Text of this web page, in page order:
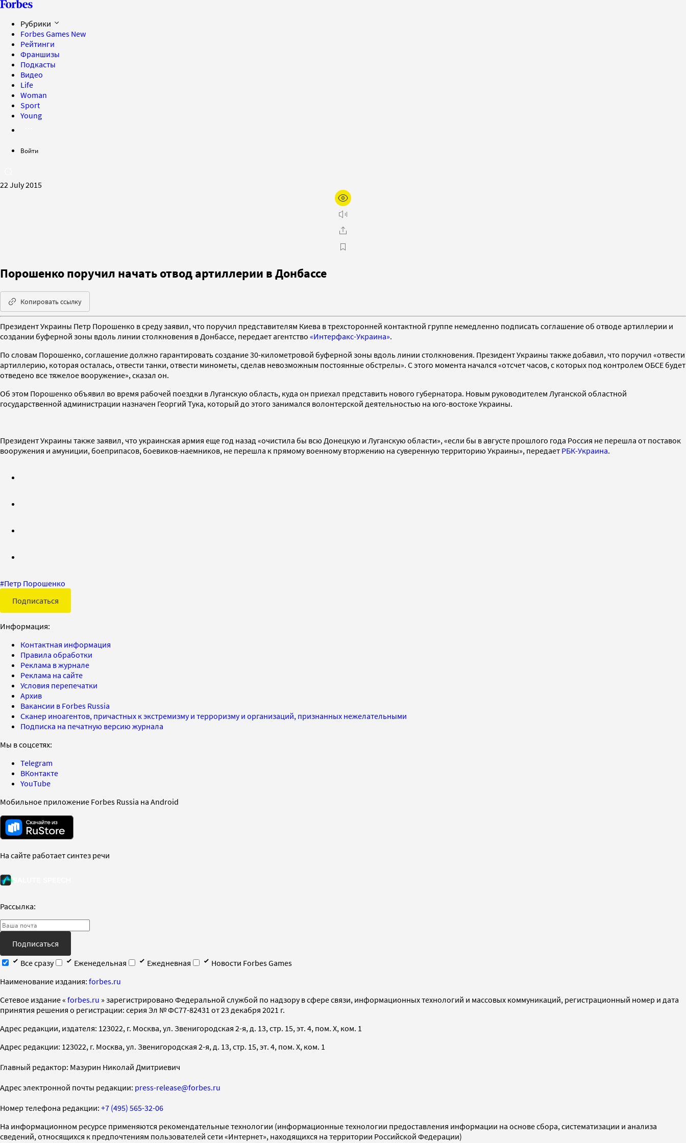
Рубрики
Forbes Games New
Рейтинги
Франшизы
Подкасты
Видео
Life
Woman
Sport
Young
Войти
22 July 2015
Порошенко поручил начать отвод артиллерии в Донбассе
Копировать ссылку
Президент Украины Петр Порошенко в среду заявил, что поручил представителям Киева в трехсторонней контактной группе немедленно подписать соглашение об отводе артиллерии и
создании буферной зоны вдоль линии столкновения в Донбассе, передает агентство «Интерфакс-Украина».
По словам Порошенко, соглашение должно гарантировать создание 30-километровой буферной зоны вдоль линии столкновения. Президент Украины также добавил, что поручил «отвести
артиллерию, которая осталась, отвести танки, отвести минометы, сделав невозможным постоянные обстрелы». С этого момента начался «отсчет часов, с которых под контролем ОБСЕ будет
отведено все тяжелое вооружение», сказал он.
Об этом Порошенко объявил во время рабочей поездки в Луганскую область, куда он приехал представить нового губернатора. Новым руководителем Луганской областной
государственной администрации назначен Георгий Тука, который до этого занимался волонтерской деятельностью на юго-востоке Украины.
Президент Украины также заявил, что украинская армия еще год назад «очистила бы всю Донецкую и Луганскую области», «если бы в августе прошлого года Россия не перешла от поставок
вооружения и амуниции, боеприпасов, боевиков-наемников, не перешла к прямому военному вторжению на суверенную территорию Украины», передает РБК-Украина.
#Петр Порошенко
Подписаться
Информация:
Контактная информация
Правила обработки
Реклама в журнале
Реклама на сайте
Условия перепечатки
Архив
Вакансии в Forbes Russia
Сканер иноагентов, причастных к экстремизму и терроризму и организаций, признанных нежелательными
Подписка на печатную версию журнала
Мы в соцсетях:
Telegram
ВКонтакте
YouTube
Мобильное приложение Forbes Russia на Android
На сайте работает синтез речи
Рассылка:
Подписаться
Все сразу
Еженедельная Ежедневная
Новости Forbes Games
Наименование издания: forbes.ru
Cетевое издание « forbes.ru » зарегистрировано Федеральной службой по надзору в сфере связи, информационных технологий и массовых коммуникаций, регистрационный номер и дата
принятия решения о регистрации: серия Эл № ФС77-82431 от 23 декабря 2021 г.
Адрес редакции, издателя: 123022, г. Москва, ул. Звенигородская 2-я, д. 13, стр. 15, эт. 4, пом. X, ком. 1
Адрес редакции: 123022, г. Москва, ул. Звенигородская 2-я, д. 13, стр. 15, эт. 4, пом. X, ком. 1
Главный редактор: Мазурин Николай Дмитриевич
Адрес электронной почты редакции: press-release@forbes.ru
Номер телефона редакции: +7 (495) 565-32-06
На информационном ресурсе применяются рекомендательные технологии (информационные технологии предоставления информации на основе сбора, систематизации и анализа
сведений, относящихся к предпочтениям пользователей сети «Интернет», находящихся на территории Российской Федерации)